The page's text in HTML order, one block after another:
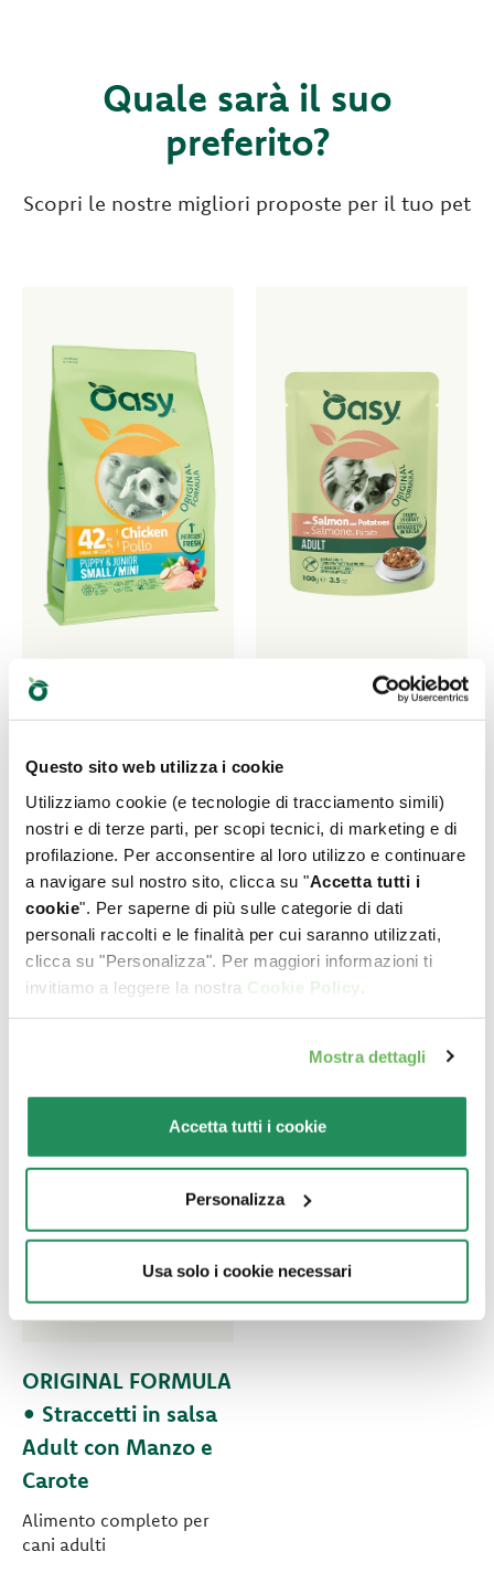
Questo sito web utilizza i cookie
Utilizziamo cookie (e tecnologie di tracciamento simili)
nostri e di terze parti, per scopi tecnici, di marketing e di
profilazione. Per acconsentire al loro utilizzo e continuare
a navigare sul nostro sito, clicca su "Accetta tutti i
cookie". Per saperne di più sulle categorie di dati
personali raccolti e le finalità per cui saranno utilizzati,
clicca su "Personalizza". Per maggiori informazioni ti
invitiamo a leggere la nostra Cookie Policy
Mostra dettagli
Accetta tutti i cookie
Personalizza
Usa solo i cookie necessari
Quale sarà il suo
preferito?
Scopri le nostre migliori proposte per il tuo pet
ORIGINAL FORMULA
Small/Mini Pollo
Alimento completo per
cuccioli di taglia piccola
fino a 12 mesi
ORIGINAL FORMULA
Adult con Salmone e
Patate
Alimento completo per
cani adulti
ORIGINAL FORMULA
• Straccetti in salsa
Adult con Manzo e
Carote
Alimento completo per
cani adulti